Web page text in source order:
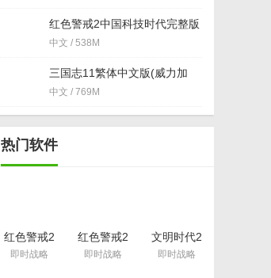
红色警戒2中国科技时代完整版
(附安装教程)
中文 / 538M
三国志11繁体中文版(威力加
强) 硬盘版
中文 / 769M
热门软件
红色警戒2
尤里的复仇
变态地图包
即时战略
红色警戒2
共和国之辉
win10版本
即时战略
文明时代2
标准版
即时战略